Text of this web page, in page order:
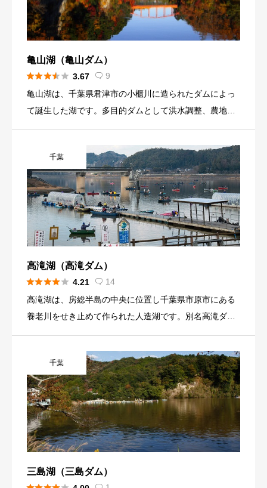
亀山湖（亀山ダム）
 3.67  9
亀山湖は、千葉県君津市の小櫃川に造られたダムによっ
て誕生した湖です。多目的ダムとして洪水調整、農地防
されています。房総半島の中央に千葉県最大のダムとし
て四季を感じられるスポットとして訪れる方がいらっし
ゃいます。 湖では、春のスプリングフェスティバル、8
月上旬の花火大会、秋のオータムフェスティバルのイベ
ントが開催されます。紅葉時期は、色鮮やかな風景が湖
面に映えるので人気があります。 湖には、ブラックバ
ス、ヘラブナ、ワカサギが生息しています。大型の釣果
が期待できるので太公望の集まるスポットとなっていま
す。 冬季のワカサギ釣りは、稚魚の放流を行っています
が、広大な湖でワカサギの動向がつかみにくい点があ
り、安定した釣果が難しいと言われています。 湖周辺に
千葉
高滝湖（高滝ダム）
 4.21  14
高滝湖は、房総半島の中央に位置し千葉県市原市にある
養老川をせき止めて作られた人造湖です。別名高滝ダム
ムとしてつくられました。 高滝湖周辺は、ゴルフ場が多
くある位置で小湊鉄道が南北に近くを走っています。水
生植物園、高滝ダム記念館、レストラン高滝神社などの
施設もあるので、観光スポットとして多くの方が訪れる
場所にあります。 湖には、ブラックバス、ワカサギが生
息していて太公望のメッカになっています。冬季は、湖
面が凍結しませんが、ボートでの釣りを楽しんでいる方
が多いです。また、湖は、複雑な地形の形状をしている
ので、様々な地点でのポイントで釣りを楽しめます。
千葉
三島湖（三島ダム）